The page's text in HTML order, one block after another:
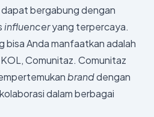
bergabung dengan
influenceryang terpercaya.
bisa Anda manfaatkan adalah
Comunitaz. Comunitaz
branddengan
dalam berbagai